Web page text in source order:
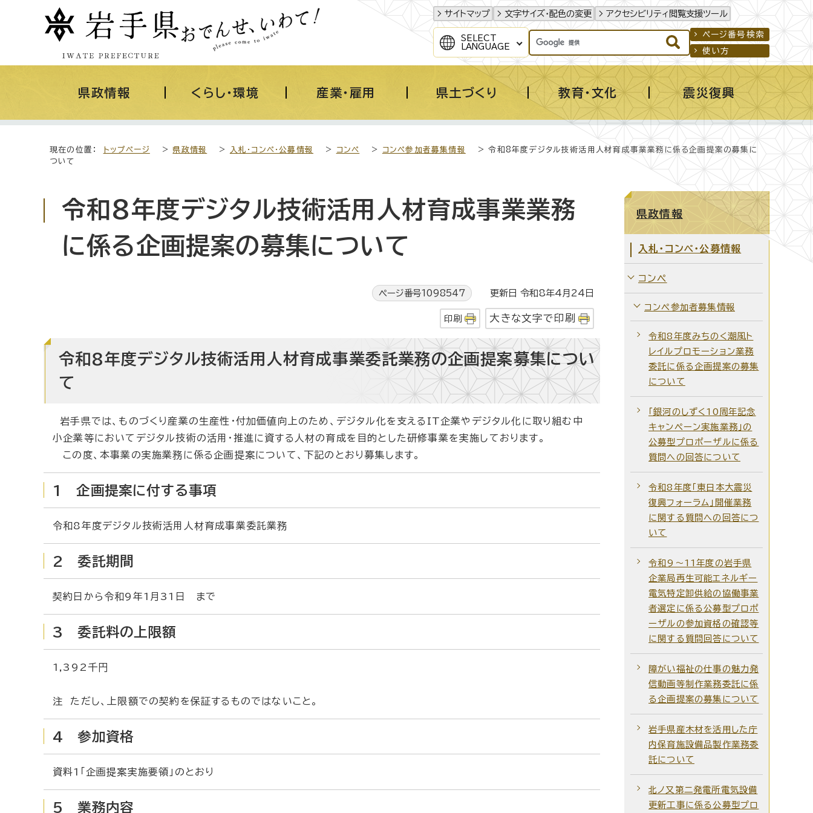
サイトマップ 文字サイズ・配色の変更 アクセシビリティ閲覧支援ツール
SELECT
LANGUAGE
ページ番号検索
使い方
県政情報 くらし・環境 産業・雇用 県土づくり 教育・文化 震災復興
現在の位置： トップページ > 県政情報 > 入札・コンペ・公募情報 > コンペ > コンペ参加者募集情報
> 令和8年度デジタル技術活用人材育成事業業務に係る企画提案の募集に
ついて
令和8年度デジタル技術活用人材育成事業業務
に係る企画提案の募集について
ページ番号1098547 更新日 令和8年4月24日
印刷 大きな文字で印刷
令和8年度デジタル技術活用人材育成事業委託業務の企画提案募集につい
て
岩手県では、ものづくり産業の生産性・付加価値向上のため、デジタル化を支えるIT企業やデジタル化に取り組む中
小企業等においてデジタル技術の活用・推進に資する人材の育成を目的とした研修事業を実施しております。
この度、本事業の実施業務に係る企画提案について、下記のとおり募集します。
1 企画提案に付する事項
令和8年度デジタル技術活用人材育成事業委託業務
2 委託期間
契約日から令和9年1月31日 まで
3 委託料の上限額
1,392千円
注 ただし、上限額での契約を保証するものではないこと。
4 参加資格
資料1「企画提案実施要領」のとおり
5 業務内容
県政情報
入札・コンペ・公募情報
コンペ
コンペ参加者募集情報
令和8年度みちのく潮風ト
レイルプロモーション業務
委託に係る企画提案の募集
について
「銀河のしずく10周年記念
キャンペーン実施業務」の
公募型プロポーザルに係る
質問への回答について
令和8年度「東日本大震災
復興フォーラム」開催業務
に関する質問への回答につ
いて
令和9～11年度の岩手県
企業局再生可能エネルギー
電気特定卸供給の協働事業
者選定に係る公募型プロポ
ーザルの参加資格の確認等
に関する質問回答について
障がい福祉の仕事の魅力発
信動画等制作業務委託に係
る企画提案の募集について
岩手県産木材を活用した庁
内保育施設備品製作業務委
託について
北ノ又第二発電所電気設備
更新工事に係る公募型プロ